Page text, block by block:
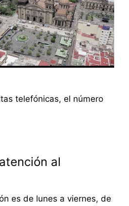
telefónicas, el número
al
es de lunes a viernes, de